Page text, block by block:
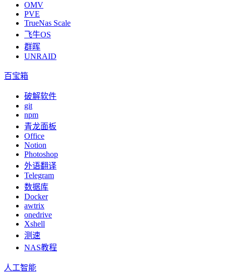
OMV
PVE
TrueNas Scale
飞牛OS
群晖
UNRAID
百宝箱
破解软件
git
npm
青龙面板
Office
Notion
Photoshop
外语翻译
Telegram
数据库
Docker
awtrix
onedrive
Xshell
测速
NAS教程
人工智能